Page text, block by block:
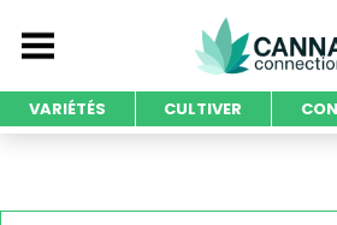
VARIÉTÉS CULTIVER